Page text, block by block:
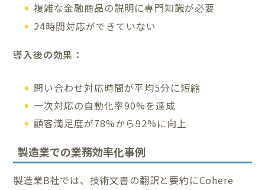
複雑な金融商品の説明に専門知識が必要
24時間対応ができていない
導入後の効果：
問い合わせ対応時間が平均5分に短縮
一次対応の自動化率90%を達成
顧客満足度が78%から92%に向上
製造業での業務効率化事例
製造業B社では、技術文書の翻訳と要約にCohere